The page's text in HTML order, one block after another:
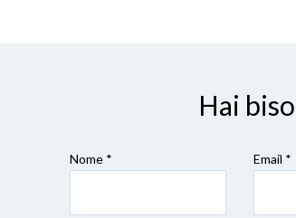
Hai
Nome * Email *